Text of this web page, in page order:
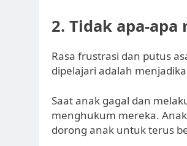
2. Tidak apa-
Rasa frustrasi dan putus
dipelajari adalah
Saat anak gagal dan
menghukum mereka.
dorong anak untuk terus